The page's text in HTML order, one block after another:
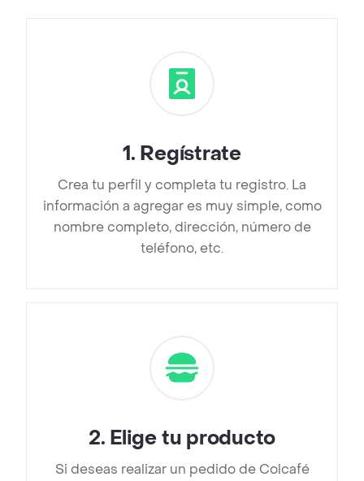
1. Regístrate
Crea tu perfil y completa tu registro. La
información a agregar es muy simple, como
nombre completo, dirección, número de
teléfono, etc.
2. Elige tu producto
Si deseas realizar un pedido de Colcafé